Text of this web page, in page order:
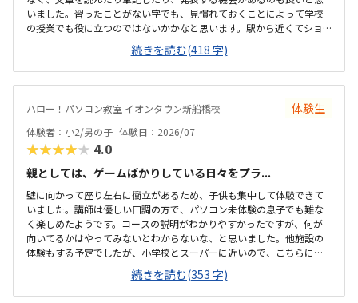
いました。習ったことがない字でも、見慣れておくことによって学校
の授業でも役に立つのではないかかなと思います。駅から近くてショ
ッピングモールの中にあるので便利です。車で来ても授業分の駐車券
は付けてくれるそうです。ドコモショップ内なので音が気になるかと
思いましたが、扉を閉めればそんなに気になりませんでした。一面ガ
ラスなので程よい解放感で授業の様子が見れます。プログラミング教
プライベートでも使えるからいいかな、と思ってます。学校で使って
いるパソコンはタッチパネルタイプなので、キーボードは打てるかな
と心配でしたが、すぐに慣れました。コマンド１つでた...
続きを読む(418 字)
ハロー！パソコン教室 イオンタウン新船橋校 体験生
体験者：小2/男の子 体験日：2026/07
★★★★★ 4.0
親としては、ゲームばかりしている日々をプラ...
壁に向かって座り左右に衝立があるため、子供も集中して体験できて
いました。講師は優しい口調の方で、パソコン未体験の息子でも難な
く楽しめたようです。コースの説明がわかりやすかったですが、何が
向いてるかはやってみないとわからないな、と思いました。他施設の
体験もする予定でしたが、小学校とスーパーに近いので、こちらに決
めました。息子はゲーミングチェアに初めて座れて嬉しかったようで
す。開放的というよりは、落ち着いて楽しめるところが、息子には合
っていそうです。少し高いなという印象ですが、自宅のパソコンから
続きを読む(353 字)